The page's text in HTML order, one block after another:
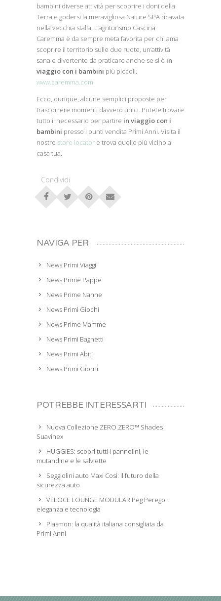
bambini diverse attività per scoprire i doni della
Terra e godersi la meravigliosa Nature SPA ricavata
nella vecchia stalla. L’agriturismo Cascina
Caremma è da sempre meta favorita per chi ama
scoprire il territorio sulle due ruote, un’attività
sana e divertente da praticare anche se si è in
viaggio con i bambini più piccoli.
www.caremma.com
Ecco, dunque, alcune semplici proposte per
trascorrere momenti davvero unici. Potete trovare
tutto il necessario per partire in viaggio con i
bambini presso i punti vendita Primi Anni. Visita il
nostro store locator e trova quello più vicino a
casa tua.
Condividi
NAVIGA PER
News Primi Viaggi
News Prime Pappe
News Prime Nanne
News Primi Giochi
News Prime Mamme
News Primi Bagnetti
News Primi Abiti
News Primi Giorni
POTREBBE INTERESSARTI
Nuova Collezione ZERO.ZERO™ Shades
Suavinex
HUGGIES: scopri tutti i pannolini, le
mutandine e le salviette
Seggiolini auto Maxi Cosi: il futuro della
sicurezza auto
VELOCE LOUNGE MODULAR Peg Perego:
eleganza e tecnologia
Plasmon: la qualità italiana consigliata da
Primi Anni